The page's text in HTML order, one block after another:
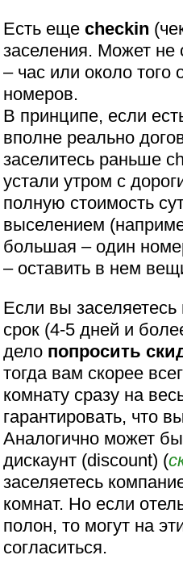
Есть ещеcheckin
заселения. Может не
– час или около того
номеров.
В принципе, если
вполне реально
заселитесь раньше
устали утром с
полную стоимость
выселением
большая – один
– оставить в нем
Если вы
срок (4-5 дней и
дело попросить
тогда вам скорее
комнату сразу на
гарантировать, что
Аналогично может
дискаунт (discount) (
заселяетесь
комнат. Но если
полон, то могут на
согласиться.